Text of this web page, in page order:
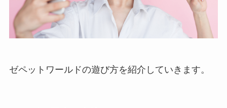
ゼペットワールドの遊び方を紹介していきます。